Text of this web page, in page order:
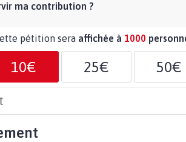
ma contribution ?
pétition sera affichée à 1000
10€ 25€ 50€